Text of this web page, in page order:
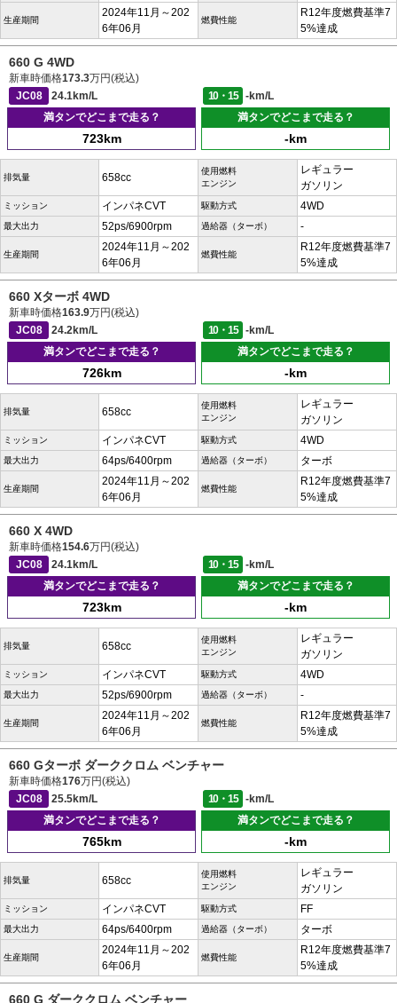
生産期間
2024年11月～202
6年06月
燃費性能
R12年度燃費基準7
5%達成
660 G 4WD
新車時価格173.3万円(税込)
JC08
24.1km/L 10・15
-km/L
満タンでどこまで走る？
723km
満タンでどこまで走る？
-km
排気量 658cc
使用燃料
エンジン
レギュラー
ガソリン
ミッション インパネCVT 駆動方式 4WD
最大出力 52ps/6900rpm 過給器（ターボ） -
生産期間
2024年11月～202
6年06月
燃費性能
R12年度燃費基準7
5%達成
660 Xターボ 4WD
新車時価格163.9万円(税込)
JC08
24.2km/L 10・15
-km/L
満タンでどこまで走る？
726km
満タンでどこまで走る？
-km
排気量 658cc
使用燃料
エンジン
レギュラー
ガソリン
ミッション インパネCVT 駆動方式 4WD
最大出力 64ps/6400rpm 過給器（ターボ） ターボ
生産期間
2024年11月～202
6年06月
燃費性能
R12年度燃費基準7
5%達成
660 X 4WD
新車時価格154.6万円(税込)
JC08
24.1km/L 10・15
-km/L
満タンでどこまで走る？
723km
満タンでどこまで走る？
-km
排気量 658cc
使用燃料
エンジン
レギュラー
ガソリン
ミッション インパネCVT 駆動方式 4WD
最大出力 52ps/6900rpm 過給器（ターボ） -
生産期間
2024年11月～202
6年06月
燃費性能
R12年度燃費基準7
5%達成
660 Gターボ ダーククロム ベンチャー
新車時価格176万円(税込)
JC08
25.5km/L 10・15
-km/L
満タンでどこまで走る？
765km
満タンでどこまで走る？
-km
排気量 658cc
使用燃料
エンジン
レギュラー
ガソリン
ミッション インパネCVT 駆動方式 FF
最大出力 64ps/6400rpm 過給器（ターボ） ターボ
生産期間
2024年11月～202
6年06月
燃費性能
R12年度燃費基準7
5%達成
660 G ダーククロム ベンチャー